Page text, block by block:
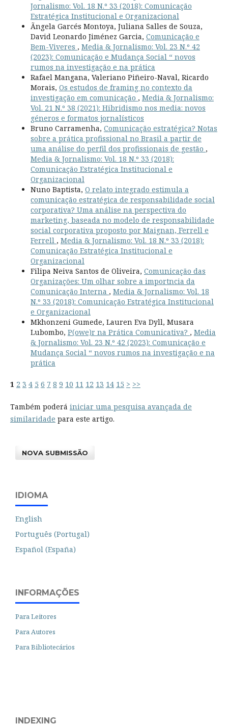
Jornalismo: Vol. 18 N.º 33 (2018): Comunicação
Estratégica Institucional e Organizacional
Ãngela Garcés Montoya, Juliana Salles de Souza,
David Leonardo Jiménez Garcia, Comunicação e
Bem-Viveres , Media & Jornalismo: Vol. 23 N.º 42
(2023): Comunicação e Mudança Social “ novos
rumos na investigação e na prática
Rafael Mangana, Valeriano Piñeiro-Naval, Ricardo
Morais, Os estudos de framing no contexto da
investigação em comunicação , Media & Jornalismo:
Vol. 21 N.º 38 (2021): Hibridismo nos media: novos
géneros e formatos jornalísticos
Bruno Carramenha, Comunicação estratégica? Notas
sobre a prática profissional no Brasil a partir de
uma análise do perfil dos profissionais de gestão ,
Media & Jornalismo: Vol. 18 N.º 33 (2018):
Comunicação Estratégica Institucional e
Organizacional
Nuno Baptista, O relato integrado estimula a
comunicação estratégica de responsabilidade social
corporativa? Uma análise na perspectiva do
marketing, baseada no modelo de responsabilidade
social corporativa proposto por Maignan, Ferrell e
Ferrell , Media & Jornalismo: Vol. 18 N.º 33 (2018):
Comunicação Estratégica Institucional e
Organizacional
Filipa Neiva Santos de Oliveira, Comunicação das
Organizações: Um olhar sobre a importncia da
Comunicação Interna , Media & Jornalismo: Vol. 18
N.º 33 (2018): Comunicação Estratégica Institucional
e Organizacional
Mkhonzeni Gumede, Lauren Eva Dyll, Musara
Lubombo, P(owe)r na Prática Comunicativa? , Media
& Jornalismo: Vol. 23 N.º 42 (2023): Comunicação e
Mudança Social “ novos rumos na investigação e na
prática
1 2 3 4 5 6 7 8 9 10 11 12 13 14 15 > >>
Também poderá iniciar uma pesquisa avançada de
similaridade para este artigo.
NOVA SUBMISSÃO
IDIOMA
English
Português (Portugal)
Español (España)
INFORMAÇÕES
Para Leitores
Para Autores
Para Bibliotecários
INDEXING